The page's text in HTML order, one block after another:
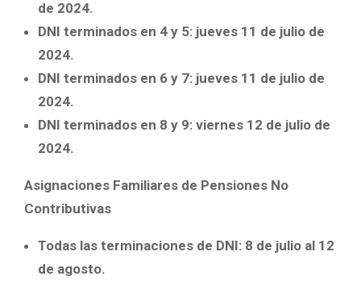
de 2024.
DNI terminados en 4 y 5: jueves 11 de julio de
2024.
DNI terminados en 6 y 7: jueves 11 de julio de
2024.
DNI terminados en 8 y 9: viernes 12 de julio de
2024.
Asignaciones Familiares de Pensiones No
Contributivas
Todas las terminaciones de DNI: 8 de julio al 12
de agosto.